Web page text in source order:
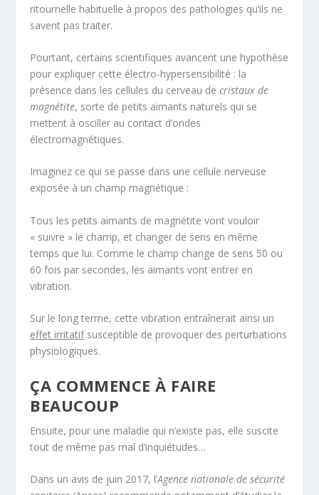
ritournelle habituelle à propos des pathologies qu’ils ne
savent pas traiter.
Pourtant, certains scientifiques avancent une hypothèse
pour expliquer cette électro-hypersensibilité : la
présence dans les cellules du cerveau decristaux de
magnétite, sorte de petits aimants naturels qui se
mettent à osciller au contact d’ondes
électromagnétiques.
Imaginez ce qui se passe dans une cellule nerveuse
exposée à un champ magnétique :
Tous les petits aimants de magnétite vont vouloir
« suivre » le champ, et changer de sens en même
temps que lui. Comme le champ change de sens 50 ou
60 fois par secondes, les aimants vont entrer en
vibration.
Sur le long terme, cette vibration entraînerait ainsi un
effet irritatifsusceptible de provoquer des perturbations
physiologiques.
ÇA COMMENCE À FAIRE
BEAUCOUP
Ensuite, pour une maladie qui n’existe pas, elle suscite
tout de même pas mal d’inquiétudes…
Dans un avis de juin 2017, l’Agence nationale de sécurité